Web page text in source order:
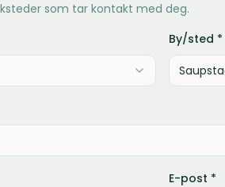
som tar kontakt med deg.
By/sted *
E-post *